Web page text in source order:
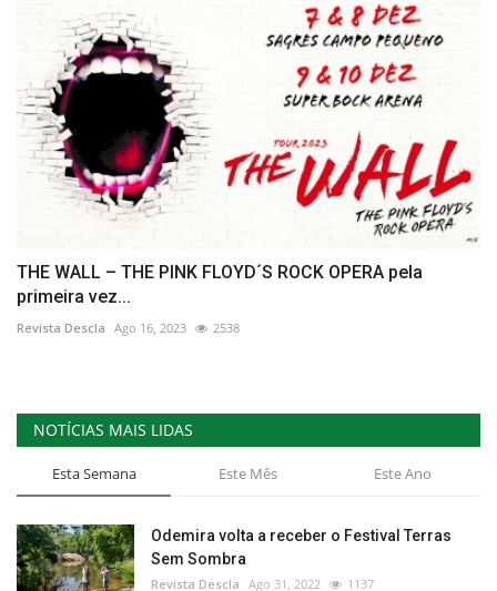
THE WALL – THE PINK FLOYD´S ROCK OPERA pela
primeira vez...
Revista Descla Ago 16, 2023 2538
NOTÍCIAS MAIS LIDAS
Esta Semana Este Mês Este Ano
Odemira volta a receber o Festival Terras
Sem Sombra
Revista Descla Ago 31, 2022 1137